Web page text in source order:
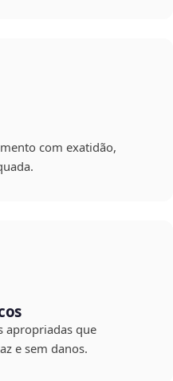
com exatidão,
apropriadas que
e sem danos.